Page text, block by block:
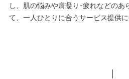
し、肌の悩みや肩凝り･疲れなどのあ
て、一人ひとりに合うサービス提供に